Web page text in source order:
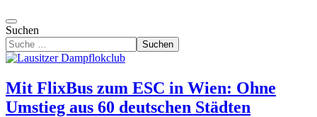
Suchen
Suchen
Mit FlixBus zum ESC in Wien: Ohne
Umstieg aus 60 deutschen Städten